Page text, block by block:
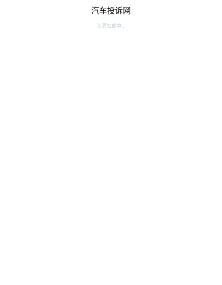
汽车投诉网
资源加载中...